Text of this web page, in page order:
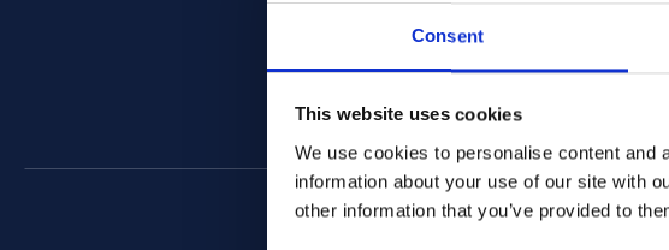
Consent
This website uses cookies
We use cookies to personalise content and
information about your use of our site with
other information that you’ve provided to